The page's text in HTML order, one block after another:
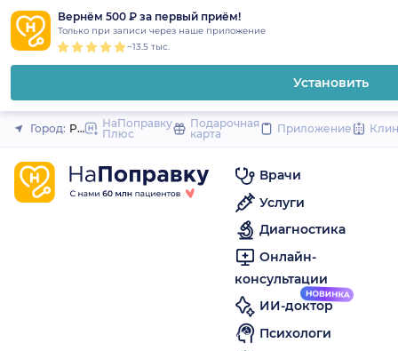
Вернём 500 ₽ за первый приём!
Только при записи через наше приложение
~13.5 тыс.
Установить
Закрыть
Город: Ростов-на-Дону
НаПоправку
Плюс
Подарочная
карта
Приложение
Врачи
Услуги
Диагностика
Онлайн-
консультации
ИИ-доктор
Психологи